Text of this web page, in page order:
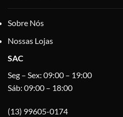
Sobre Nós
Nossas Lojas
SAC
Seg – Sex: 09:00 – 19:00
Sáb: 09:00 – 18:00
(13) 99605-0174